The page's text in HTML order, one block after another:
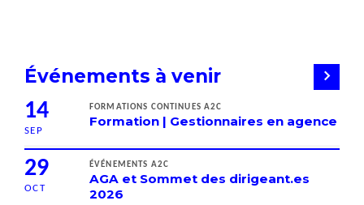
Événements à venir
14
SEP
FORMATIONS CONTINUES A2C
Formation | Gestionnaires en agence
29
OCT
ÉVÉNEMENTS A2C
AGA et Sommet des dirigeant.es
2026